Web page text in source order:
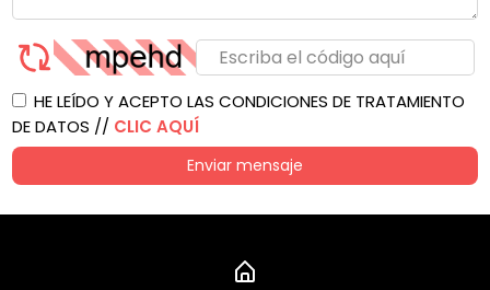
HE LEÍDO Y ACEPTO LAS CONDICIONES DE TRATAMIENTO
DE DATOS // CLIC AQUÍ
Enviar mensaje